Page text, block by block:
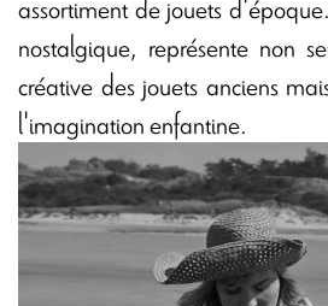
nostalgique, représente non
créative des jouets anciens
l'imagination enfantine.